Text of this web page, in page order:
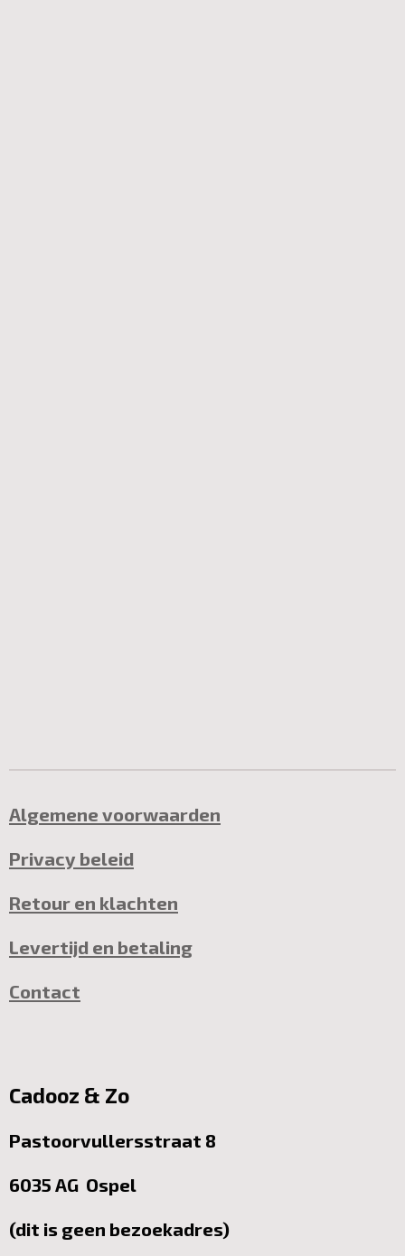
Algemene voorwaarden
Privacy beleid
Retour en klachten
Levertijd en betaling
Contact
Cadooz & Zo
Pastoorvullersstraat 8
6035 AG Ospel
(dit is geen bezoekadres)